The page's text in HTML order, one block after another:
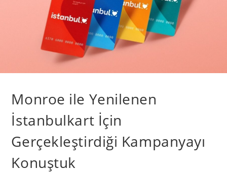
Monroe ile Yenilenen
İstanbulkart İçin
Gerçekleştirdiği Kampanyayı
Konuştuk